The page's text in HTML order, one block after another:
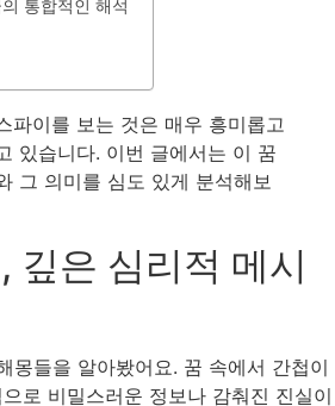
통합적인 해석
파이를 보는 것은 매우 흥미롭고
있습니다. 이번 글에서는 이 꿈
그 의미를 심도 있게 분석해보
깊은 심리적 메시
몽들을 알아봤어요. 꿈 속에서 간첩이
로 비밀스러운 정보나 감춰진 진실이